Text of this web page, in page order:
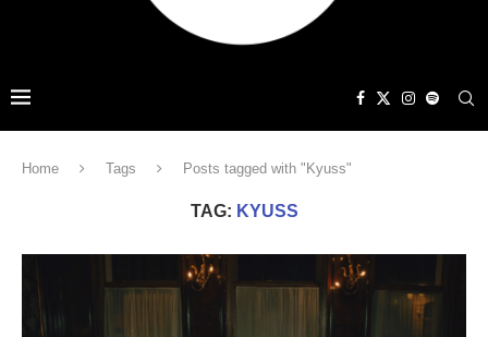
Home Tags Posts tagged with "Kyuss"
TAG: KYUSS